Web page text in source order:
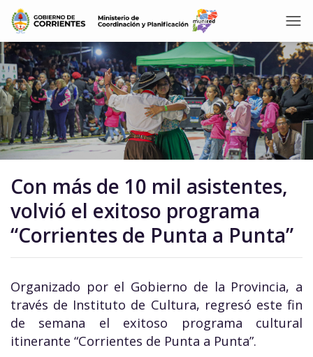
Con más de 10 mil asistentes,
volvió el exitoso programa
“Corrientes de Punta a Punta”
Organizado por el Gobierno de la Provincia, a
través de Instituto de Cultura, regresó este fin
de semana el exitoso programa cultural
itinerante “Corrientes de Punta a Punta”.